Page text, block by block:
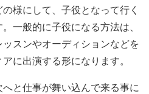
様にして、子役となって行く
一般的に子役になる方法は、
スンやオーディションなどを
に出演する形になります。
と仕事が舞い込んで来る事に